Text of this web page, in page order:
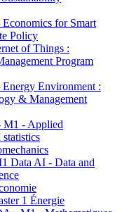
for Smart
Policy
of Things :
Program
Environment :
& Management
- Applied
Data AI - Data and
1 Énergie